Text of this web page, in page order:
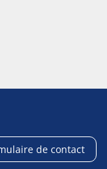
de contact